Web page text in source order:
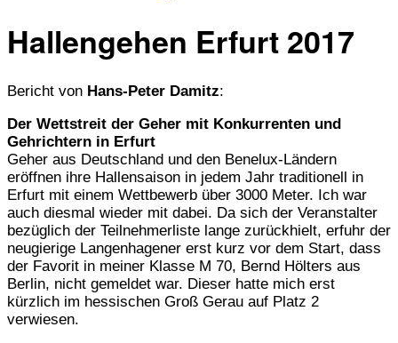
Hallengehen Erfurt 2017
Bericht von Hans-Peter Damitz:
Der Wettstreit der Geher mit Konkurrenten und
Gehrichtern in Erfurt
Geher aus Deutschland und den Benelux-Ländern
eröffnen ihre Hallensaison in jedem Jahr traditionell in
Erfurt mit einem Wettbewerb über 3000 Meter. Ich war
auch diesmal wieder mit dabei. Da sich der Veranstalter
bezüglich der Teilnehmerliste lange zurückhielt, erfuhr der
neugierige Langenhagener erst kurz vor dem Start, dass
der Favorit in meiner Klasse M 70, Bernd Hölters aus
Berlin, nicht gemeldet war. Dieser hatte mich erst
kürzlich im hessischen Groß Gerau auf Platz 2
verwiesen.